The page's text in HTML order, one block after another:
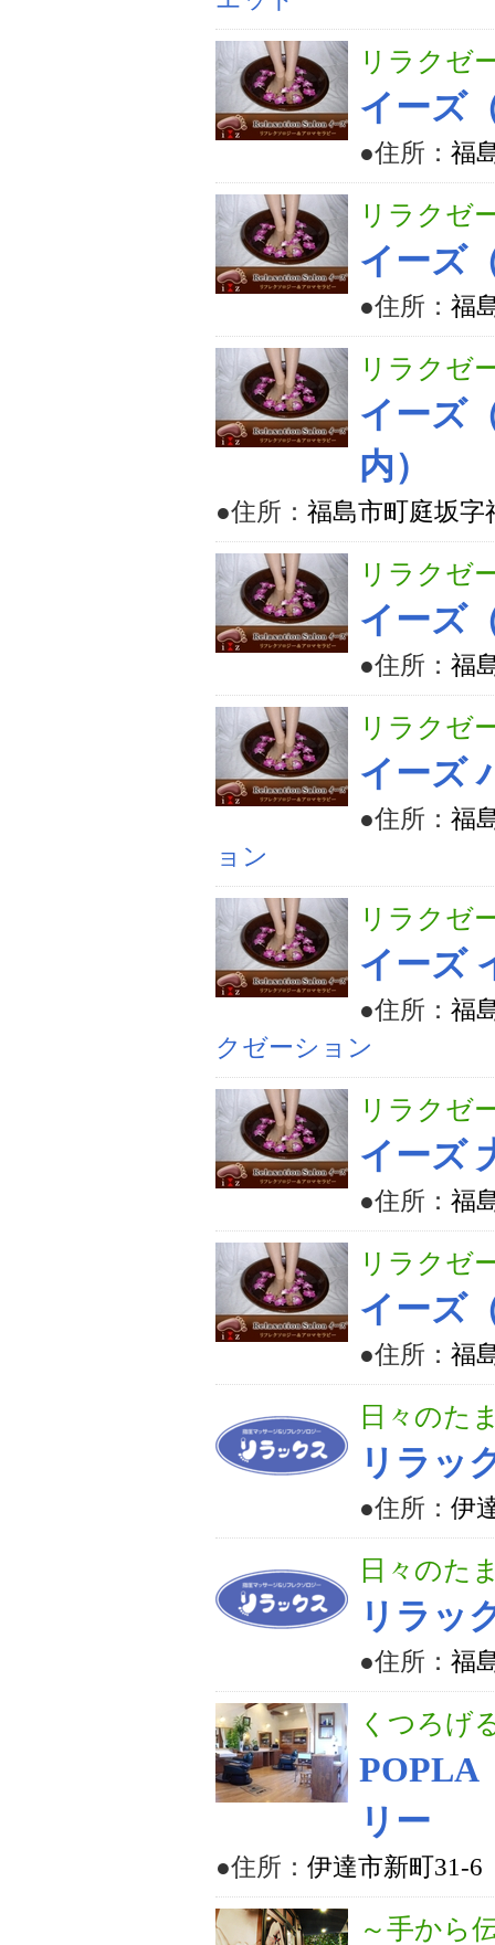
リラクゼ
イーズ
●住所： 福
リラクゼ
イーズ
●住所： 福
リラクゼ
イーズ
内）
●住所： 福島市町庭坂字
リラクゼ
イーズ
●住所： 福
リラクゼ
イーズ
●住所： 福
ョン
リラクゼ
イーズ
●住所： 福
クゼーション
リラクゼ
イーズ
●住所： 福
リラクゼ
イーズ
●住所： 福
日々のた
リラッ
●住所： 伊
日々のた
リラッ
●住所： 福
くつろげ
POPLA
リー
●住所： 伊達市新町31-6
～手から